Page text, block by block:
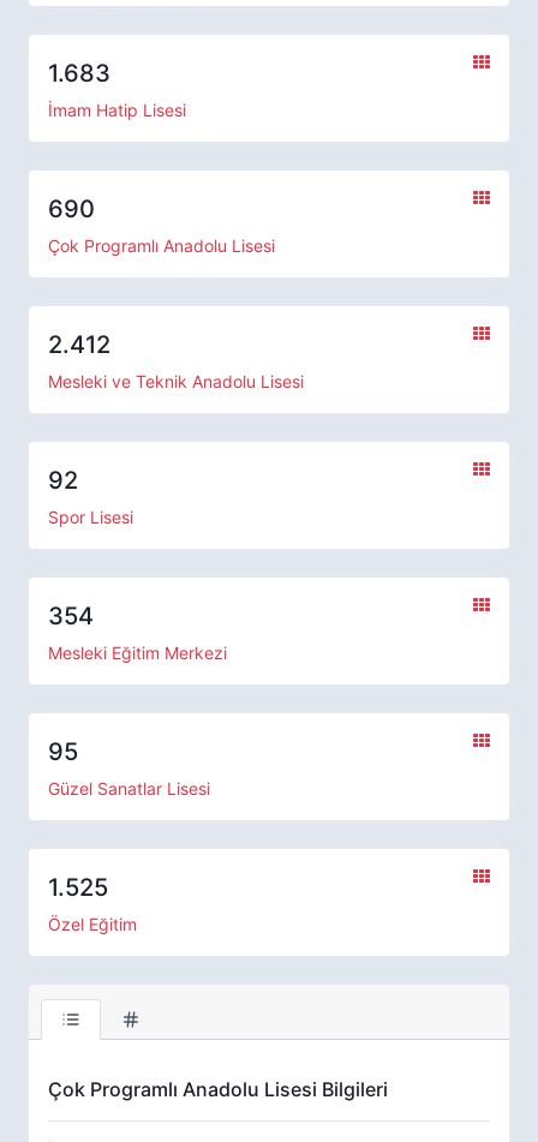
1.683
İmam Hatip Lisesi
690
Çok Programlı Anadolu Lisesi
2.412
Mesleki ve Teknik Anadolu Lisesi
92
Spor Lisesi
354
Mesleki Eğitim Merkezi
95
Güzel Sanatlar Lisesi
1.525
Özel Eğitim
Çok Programlı Anadolu Lisesi Bilgileri